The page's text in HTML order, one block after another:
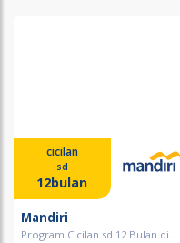
cicilan
sd
12bulan
Mandiri
Program Cicilan sd 12 Bulan di...